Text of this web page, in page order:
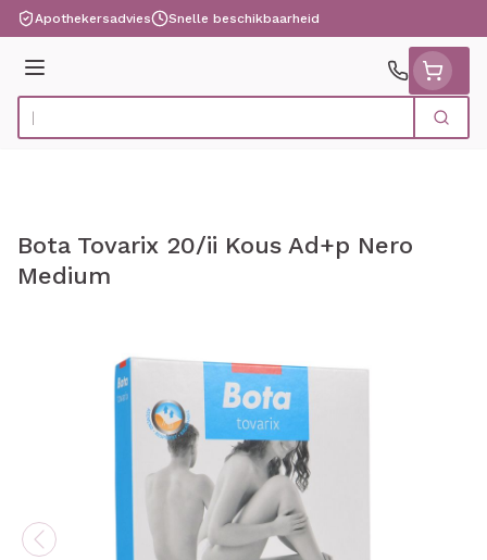
Ga naar de inhoud
Apothekersadvies Snelle beschikbaarheid
Menu
Product, merk, categorie... Zoek
Bota Tovarix 20/ii Kous Ad+p Nero
Medium